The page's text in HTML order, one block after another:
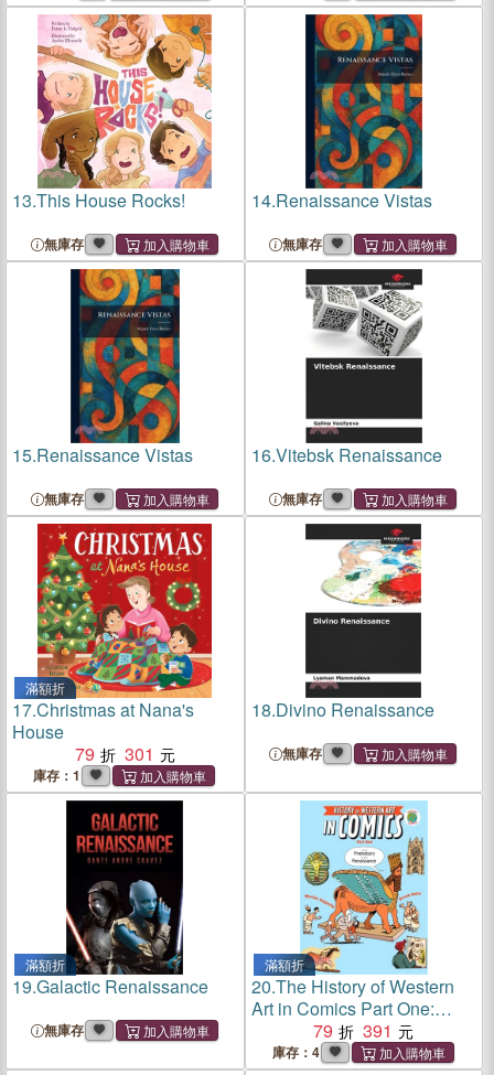
13.This House Rocks!
無庫存
14.Renaissance Vistas
無庫存
15.Renaissance Vistas
無庫存
16.Vitebsk Renaissance
無庫存
滿額折
17.Christmas at Nana's
House
79
301
庫存：1
18.Divino Renaissance
無庫存
滿額折
19.Galactic Renaissance
無庫存
滿額折
20.The History of Western
Art in Comics Part One:
From Prehistory to the
Renaissance
79 391
庫存：4